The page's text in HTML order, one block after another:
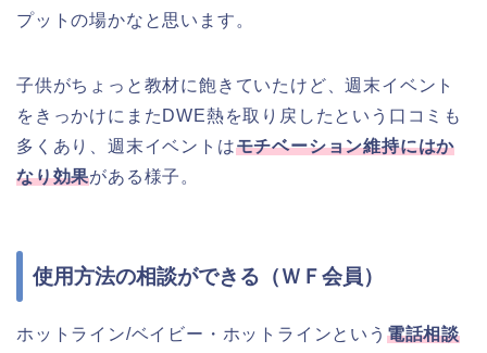
プットの場かなと思います。
子供がちょっと教材に飽きていたけど、週末イベント
をきっかけにまたDWE熱を取り戻したという口コミも
多くあり、週末イベントはモチベーション維持にはか
なり効果がある様子。
使用方法の相談ができる（ＷＦ会員）
ホットライン/ベイビー・ホットラインという 電話相談